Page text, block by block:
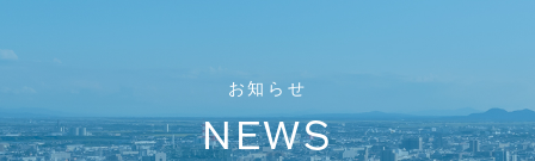
お知らせ
NEWS